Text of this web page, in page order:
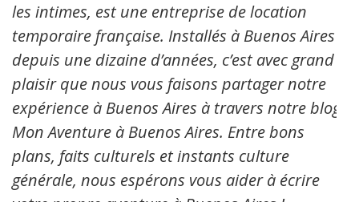
les intimes, est une entreprise de location
temporaire française. Installés à Buenos Aires
depuis une dizaine d’années, c’est avec grand
plaisir que nous vous faisons partager notre
expérience à Buenos Aires à travers notre blog:
Mon Aventure à Buenos Aires. Entre bons
plans, faits culturels et instants culture
générale, nous espérons vous aider à écrire